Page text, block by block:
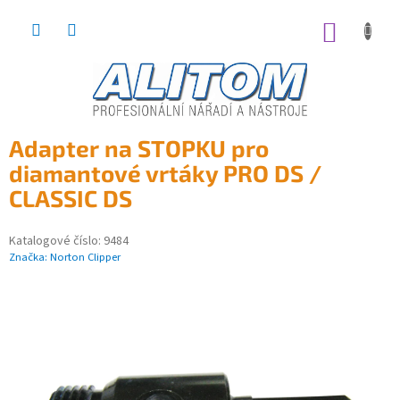
Adapter na STOPKU pro
diamantové vrtáky PRO DS /
CLASSIC DS
Katalogové číslo: 9484
Značka: Norton Clipper